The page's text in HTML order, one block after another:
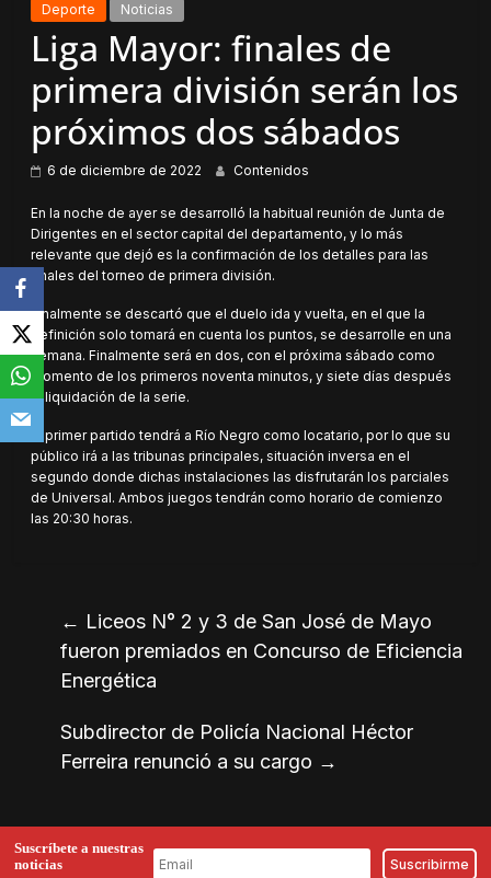
Deporte Noticias
Liga Mayor: finales de
primera división serán los
próximos dos sábados
6 de diciembre de 2022 Contenidos
En la noche de ayer se desarrolló la habitual reunión de Junta de
Dirigentes en el sector capital del departamento, y lo más
relevante que dejó es la confirmación de los detalles para las
finales del torneo de primera división.
Finalmente se descartó que el duelo ida y vuelta, en el que la
definición solo tomará en cuenta los puntos, se desarrolle en una
semana. Finalmente será en dos, con el próxima sábado como
momento de los primeros noventa minutos, y siete días después
la liquidación de la serie.
El primer partido tendrá a Río Negro como locatario, por lo que su
público irá a las tribunas principales, situación inversa en el
segundo donde dichas instalaciones las disfrutarán los parciales
de Universal. Ambos juegos tendrán como horario de comienzo
las 20:30 horas.
← Liceos N° 2 y 3 de San José de Mayo
fueron premiados en Concurso de Eficiencia
Energética
Subdirector de Policía Nacional Héctor
Ferreira renunció a su cargo →
Suscríbete a nuestras
noticias